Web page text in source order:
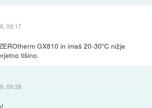
09:17
GX810 in imaš 20-30°C nižje
tišino.
09:38